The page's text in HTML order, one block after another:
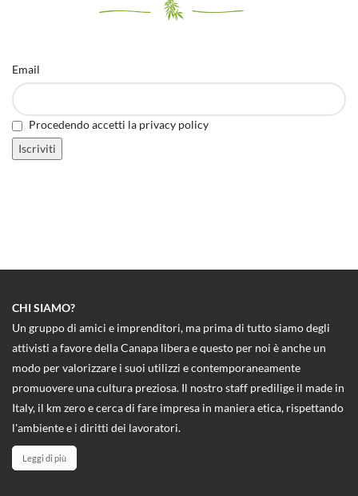
Email
Procedendo accetti la privacy policy
CHI SIAMO?
Un gruppo di amici e imprenditori, ma prima di tutto siamo degli
attivisti a favore della Canapa libera e questo per noi è anche un
modo per valorizzare i suoi utilizzi e contemporaneamente
promuovere una cultura preziosa. Il nostro staff predilige il made in
Italy, il km zero e cerca di fare impresa in maniera etica, rispettando
l'ambiente e i diritti dei lavoratori.
Leggi di più